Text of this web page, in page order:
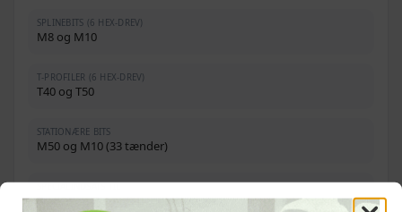
SPLINEBITS (6 HEX-DREV)
M8 og M10
T-PROFILER (6 HEX-DREV)
T40 og T50
STATIONÆRE BITS
M50 og M10 (33 tænder)
SPECIALINDSATS TIL
Bosch- og Renault-generatorer